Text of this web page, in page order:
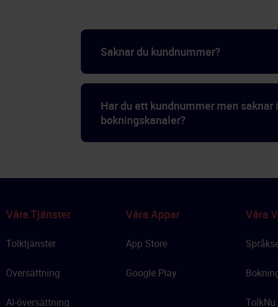
Saknar du kundnummer?
Har du ett kundnummer men
bokningskanaler?
Våra Tjänster
Tolktjänster
Översättning
AI-översättning
Våra Appar
App Store
Google Play
Våra
TolkNu